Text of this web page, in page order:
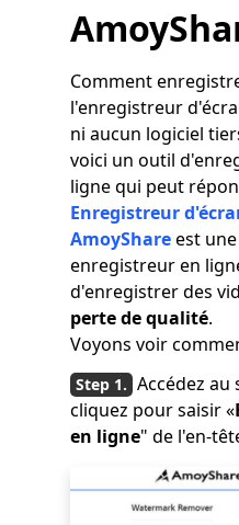
Comment
l'enregistreur
ni aucun logiciel
voici un outil
ligne qui peut
Enregistreur
AmoyShareest une
enregistreur en
d'enregistrer des
perte de qualité.
Voyons voir
Accédez au
cliquez pour saisir «
en ligne" de l'en-